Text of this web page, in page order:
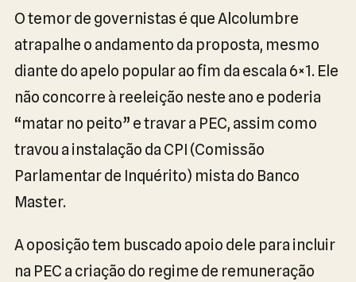
O temor de governistas é que Alcolumbre
atrapalhe o andamento da proposta, mesmo
diante do apelo popular ao fim da escala 6×1. Ele
não concorre à reeleição neste ano e poderia
“matar no peito” e travar a PEC, assim como
travou a instalação da CPI (Comissão
Parlamentar de Inquérito) mista do Banco
Master.
A oposição tem buscado apoio dele para incluir
na PEC a criação do regime de remuneração